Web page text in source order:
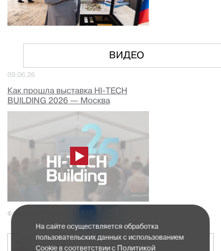
ВИДЕО
09.06.26
Как прошла выставка HI-TECH
BUILDING 2026 — Москва
© Midexpo, 1994—2026
На сайте осуществляется обработка
пользовательских данных с использованием
Cookie в соответствии с
Политикой